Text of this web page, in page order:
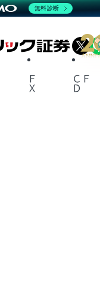
Ｆ
Ｘ
ＣＦ
Ｄ
無料診断